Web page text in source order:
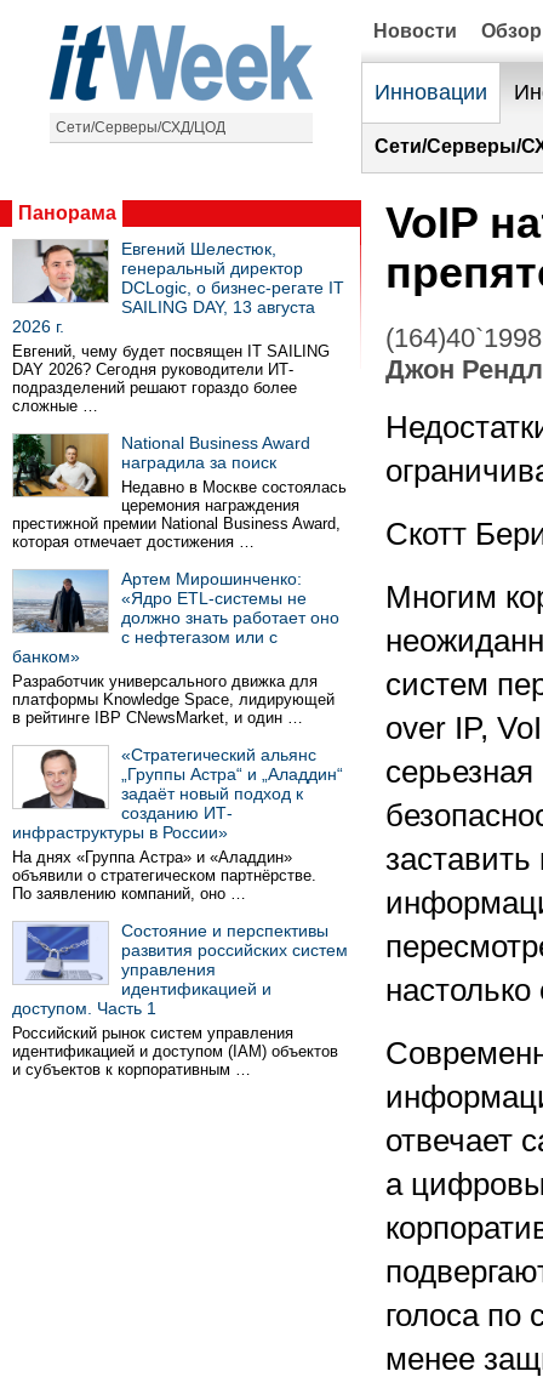
Сети/Серверы/СХД/ЦОД
Новости
Инновации
Сети/Серверы/
Панорама
Евгений Шелестюк,
генеральный директор
DCLogic, о бизнес-регате IT
SAILING DAY, 13 августа
2026 г.
Евгений, чему будет посвящен IT SAILING
DAY 2026? Сегодня руководители ИТ-
подразделений решают гораздо более
сложные …
National Business Award
наградила за поиск
Недавно в Москве состоялась
церемония награждения
престижной премии National Business Award,
которая отмечает достижения …
Артем Мирошинченко:
«Ядро ETL-системы не
должно знать работает оно
с нефтегазом или с
банком»
Разработчик универсального движка для
платформы Knowledge Space, лидирующей
в рейтинге IBP CNewsMarket, и один …
«Стратегический альянс
„Группы Астра“ и „Аладдин“
задаёт новый подход к
созданию ИТ-
инфраструктуры в России»
На днях «Группа Астра» и «Аладдин»
объявили о стратегическом партнёрстве.
По заявлению компаний, оно …
Состояние и перспективы
развития российских систем
управления
идентификацией и
доступом. Часть 1
Российский рынок систем управления
идентификацией и доступом (IAM) объектов
и субъектов к корпоративным …
VoIP
(164)40`1998
Джон
Скотт
Многим
систем
over IP,
отвечает
а
голоса по
менее